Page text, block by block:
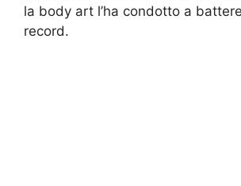
la body art l’ha condotto a
record.